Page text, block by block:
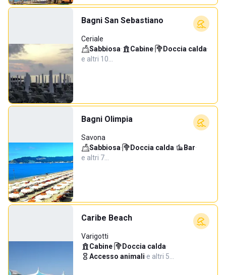
Bagni San Sebastiano
Ceriale
Sabbiosa· Cabine· Doccia calda·
e altri 10…
Bagni Olimpia
Savona
Sabbiosa· Doccia calda· Bar·
e altri 7…
Caribe Beach
Varigotti
Cabine· Doccia calda·
Accesso animali·e altri 5…